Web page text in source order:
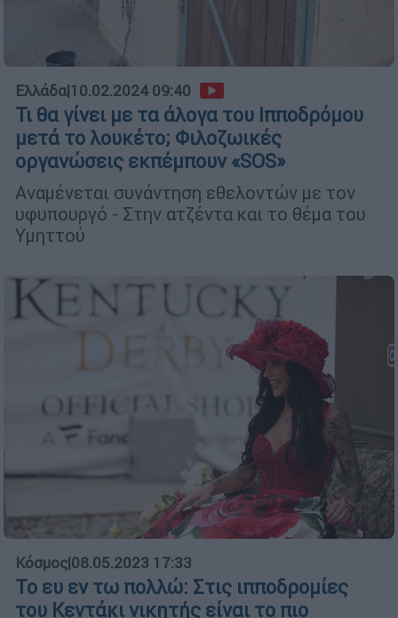
Ελλάδα|10.02.2024 09:40
Τι θα γίνει με τα άλογα του Ιπποδρόμου
μετά το λουκέτο; Φιλοζωικές
οργανώσεις εκπέμπουν «SOS»
Αναμένεται συνάντηση εθελοντών με τον
υφυπουργό - Στην ατζέντα και το θέμα του
Υμηττού
Κόσμος|08.05.2023 17:33
Το ευ εν τω πολλώ: Στις ιπποδρομίες
του Κεντάκι νικητής είναι το πιο